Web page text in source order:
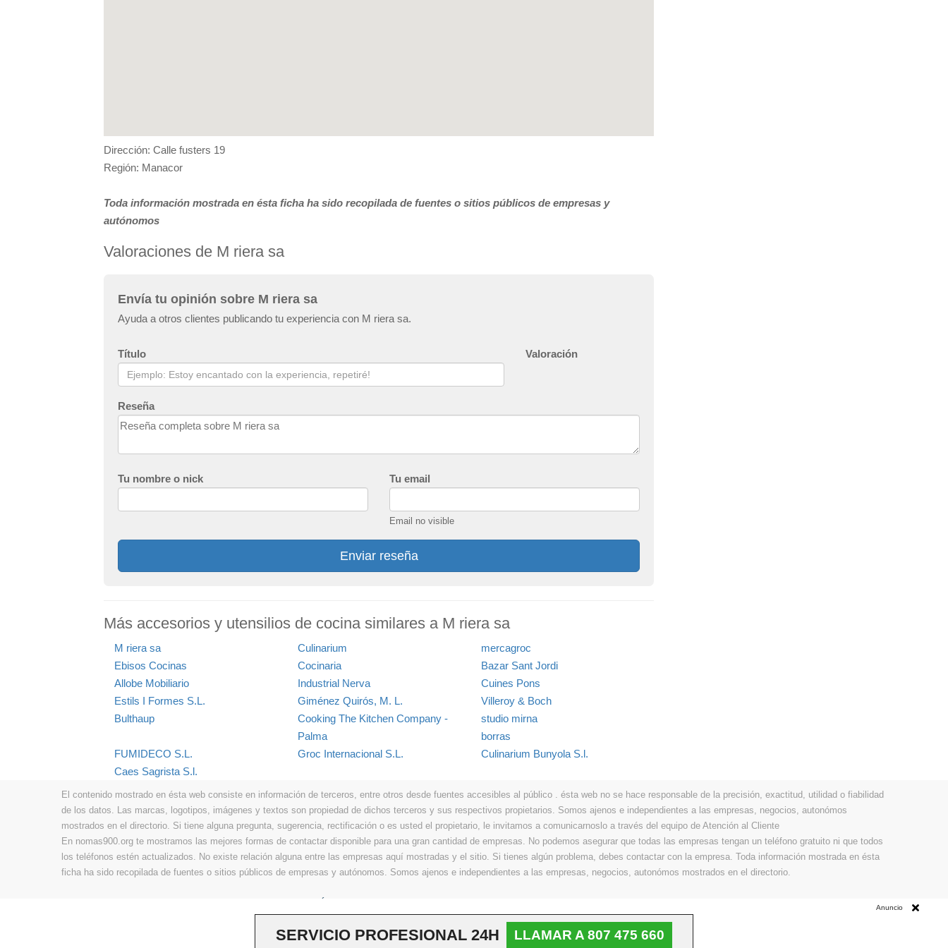
Dirección: Calle fusters 19
Región: Manacor
Toda información mostrada en ésta ficha ha sido recopilada de fuentes o sitios públicos de empresas y
autónomos
Valoraciones de M riera sa
Envía tu opinión sobre M riera sa
Ayuda a otros clientes publicando tu experiencia con M riera sa.
Título Valoración
Reseña
Tu nombre o nick Tu email
Email no visible
Enviar reseña
Más accesorios y utensilios de cocina similares a M riera sa
M riera sa Culinarium
mercagroc
Ebisos Cocinas
Cocinaria
Bazar Sant Jordi
Allobe Mobiliario
Industrial Nerva
Cuines Pons
Estils I Formes S.L.
Giménez Quirós, M. L.
Villeroy & Boch
Bulthaup
Cooking The Kitchen Company -
Palma
studio mirna
borras
FUMIDECO S.L.
Groc Internacional S.L.
Culinarium Bunyola S.l.
Caes Sagrista S.l.
El contenido mostrado en ésta web consiste en información de terceros, entre otros desde fuentes accesibles al público . ésta web no se hace responsable de la precisión, exactitud, utilidad o fiabilidad
de los datos. Las marcas, logotipos, imágenes y textos son propiedad de dichos terceros y sus respectivos propietarios. Somos ajenos e independientes a las empresas, negocios, autonómos
mostrados en el directorio. Si tiene alguna pregunta, sugerencia, rectificación o es usted el propietario, le invitamos a comunicarnoslo a través del equipo de Atención al Cliente
En nomas900.org te mostramos las mejores formas de contactar disponible para una gran cantidad de empresas. No podemos asegurar que todas las empresas tengan un teléfono gratuito ni que todos
los teléfonos estén actualizados. No existe relación alguna entre las empresas aquí mostradas y el sitio. Si tienes algún problema, debes contactar con la empresa. Toda información mostrada en ésta
ficha ha sido recopilada de fuentes o sitios públicos de empresas y autónomos. Somos ajenos e independientes a las empresas, negocios, autonómos mostrados en el directorio.
Anuncio
SERVICIO PROFESIONAL 24H LLAMAR A 807 475 660